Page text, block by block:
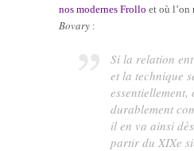
nos modernes Frollo et où l’on
Bovary :
Si la relation
et la technique
durablement
il en va ainsi
partir du XIXe